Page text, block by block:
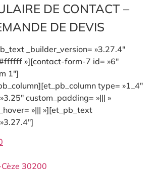
DE CONTACT –
DE DEVIS
_builder_version= »3.27.4″
»][contact-form-7 id= »6″
1″]
type= »1_4″
custom_padding= »||| »
»||| »][et_pb_text
30200